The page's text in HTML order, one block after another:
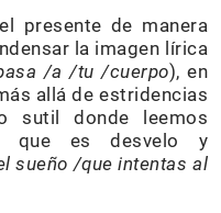
presente de manera
la imagen lírica
/a /tu /cuerpo), en
allá de estridencias
sutil donde leemos
que es desvelo y
sueño /que intentas al